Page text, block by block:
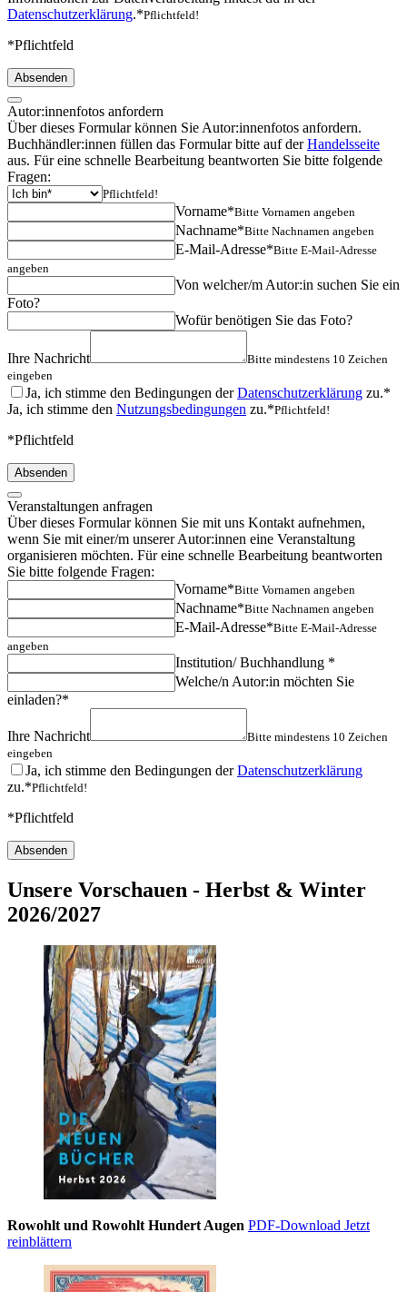
Datenschutzerklärung.*Pflichtfeld!
*Pflichtfeld
Absenden
Autor:innenfotos anfordern
Über dieses Formular können Sie Autor:innenfotos anfordern.
Buchhändler:innen füllen das Formular bitte auf derHandelsseite
aus. Für eine schnelle Bearbeitung beantworten Sie bitte folgende
Fragen:
Pflichtfeld!
Vorname*Bitte Vornamen angeben
Nachname*Bitte Nachnamen angeben
E-Mail-Adresse*Bitte E-Mail-Adresse
angeben
Von welcher/m Autor:in suchen Sie ein
Foto?
Wofür benötigen Sie das Foto?
Ihre Nachricht
Bitte mindestens 10 Zeichen
eingeben
Ja, ich stimme den Bedingungen derDatenschutzerklärung zu.*
Ja, ich stimme den Nutzungsbedingungen zu.*Pflichtfeld!
*Pflichtfeld
Absenden
Veranstaltungen anfragen
Über dieses Formular können Sie mit uns Kontakt aufnehmen,
wenn Sie mit einer/m unserer Autor:innen eine Veranstaltung
organisieren möchten. Für eine schnelle Bearbeitung beantworten
Sie bitte folgende Fragen:
Vorname*Bitte Vornamen angeben
Nachname*Bitte Nachnamen angeben
E-Mail-Adresse*Bitte E-Mail-Adresse
angeben
Institution/ Buchhandlung *
Welche/n Autor:in möchten Sie
einladen?*
Ihre Nachricht
Bitte mindestens 10 Zeichen
eingeben
Ja, ich stimme den Bedingungen derDatenschutzerklärung
zu.*Pflichtfeld!
*Pflichtfeld
Absenden
Unsere Vorschauen - Herbst & Winter
2026/2027
Rowohlt und Rowohlt Hundert Augen PDF-Download Jetzt
reinblättern